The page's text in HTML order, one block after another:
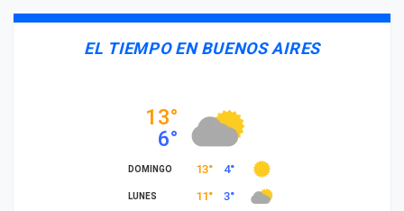
EL TIEMPO EN BUENOS AIRES